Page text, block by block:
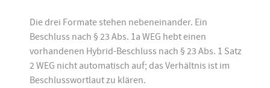
Die drei Formate stehen nebeneinander. Ein
Beschluss nach § 23 Abs. 1a WEG hebt einen
vorhandenen Hybrid-Beschluss nach § 23 Abs. 1 Satz
2 WEG nicht automatisch auf; das Verhältnis ist im
Beschlusswortlaut zu klären.